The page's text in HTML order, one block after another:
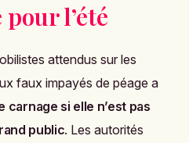
l’été
attendus sur les
faux impayés de péage a
carnage si elle n’est pas
public. Les autorités